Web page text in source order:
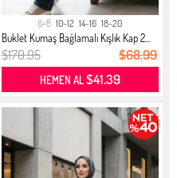
6-8 10-12 14-16 18-20
Buklet Kumaş Bağlamalı Kışlık Kap 2...
$170.95 $68.99
HEMEN AL$41.39